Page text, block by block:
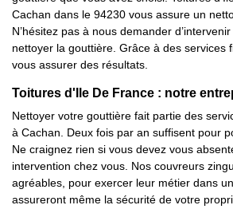
Cachan dans le 94230 vous assure un
N’hésitez pas à nous demander
nettoyer la gouttière. Grâce à des services
vous assurer des résultats.
Toitures d'Ile De France : notre
Nettoyer votre gouttière fait partie des
à Cachan. Deux fois par an suffisent pour
Ne craignez rien si vous devez vous
intervention chez vous. Nos couvreurs
agréables, pour exercer leur métier dans
assureront même la sécurité de votre